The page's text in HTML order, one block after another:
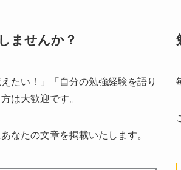
ませんか？
えたい！」「自分の勉強経験を語り
は大歓迎です。
なたの文章を掲載いたします。